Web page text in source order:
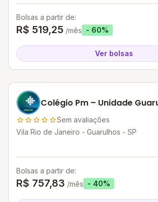
Bolsas a partir de:
R$ 519,25 /mês - 60%
Ver bolsas
Colégio Pm – Unidade
Sem avaliações
Vila Rio de Janeiro - Guarulhos - SP
Bolsas a partir de:
R$ 757,83 /mês - 40%